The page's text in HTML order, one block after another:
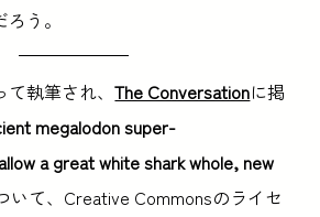
う。
て執筆され、The Conversationに掲
megalodon super-
a great white shark whole, new
いて、Creative Commonsのライセ